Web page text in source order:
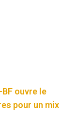
ouvre le
pour un mix